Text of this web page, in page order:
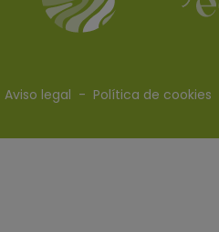
Aviso legal - Política de cookies